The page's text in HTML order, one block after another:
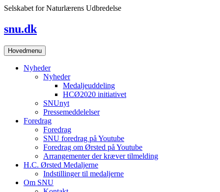
Skip
Selskabet for Naturlærens Udbredelse
snu.dk
Hovedmenu
Nyheder
Nyheder
Medaljeuddeling
HCØ2020 initiativet
SNUnyt
Pressemeddelelser
Foredrag
Foredrag
SNU foredrag på Youtube
Foredrag om Ørsted på Youtube
Arrangementer der kræver tilmelding
H.C. Ørsted Medaljerne
Indstillinger til medaljerne
Om SNU